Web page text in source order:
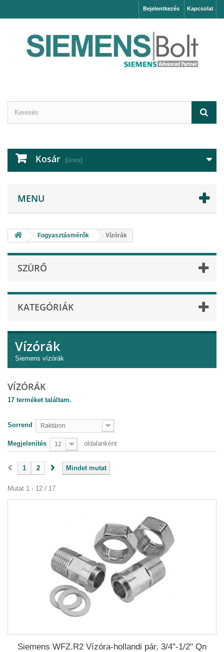
Kapcsolat
Bejelentkezés
Kosár (üres)
MENU
Fogyasztásmérők Vízórák
SZÜRŐ
KATEGÓRIÁK
Vízórák
Siemens vízórák
VÍZÓRÁK
17 terméket találtam.
Sorrend Raktáron
Megjelenítés 12 oldalanként
Mindet mutat
1 2
Mutat 1 - 12 / 17
Siemens WFZ.R2 Vízóra-hollandi pár, 3/4"-1/2" Qn